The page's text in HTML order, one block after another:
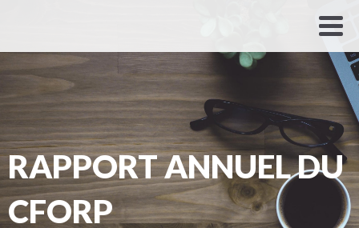
RAPPORT ANNUEL DU
CFORP